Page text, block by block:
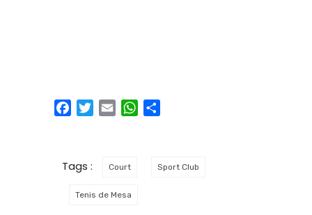
FacebookTwitter
Email WhatsApp
Tags : Court Sport Club
Tenis de Mesa